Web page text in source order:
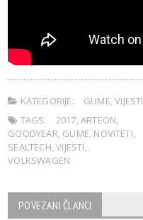
KATEGORIJE: GUME ,VIJESTI
TAGS:
2017 ARTEON
GOODYEAR GUME NOVITETI
SEALTECH ,VIJESTI
VOLKSWAGEN
POVEZANI ČLANCI